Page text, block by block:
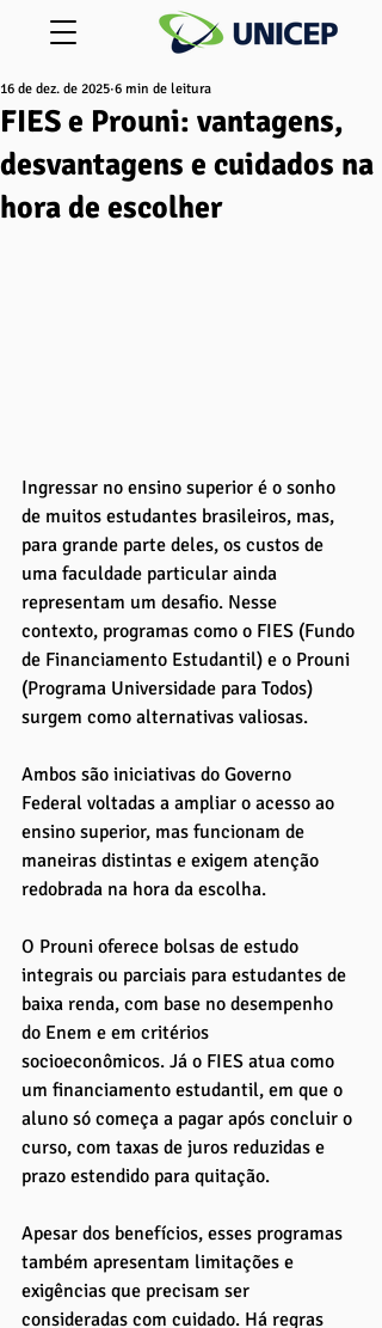
FIES e Prouni: vantagens,
desvantagens e cuidados na
hora de escolher
16 de dez. de 2025 6 min de leitura
Ingressar no ensino superior é o sonho
de muitos estudantes brasileiros, mas,
para grande parte deles, os custos de
uma faculdade particular ainda
representam um desafio. Nesse
contexto, programas como o FIES (Fundo
de Financiamento Estudantil) e o Prouni
(Programa Universidade para Todos)
surgem como alternativas valiosas.
Ambos são iniciativas do Governo
Federal voltadas a ampliar o acesso ao
ensino superior, mas funcionam de
maneiras distintas e exigem atenção
redobrada na hora da escolha.
O Prouni oferece bolsas de estudo
integrais ou parciais para estudantes de
baixa renda, com base no desempenho
do Enem e em critérios
socioeconômicos. Já o FIES atua como
um financiamento estudantil, em que o
aluno só começa a pagar após concluir o
curso, com taxas de juros reduzidas e
prazo estendido para quitação.
Apesar dos benefícios, esses programas
também apresentam limitações e
exigências que precisam ser
consideradas com cuidado. Há regras